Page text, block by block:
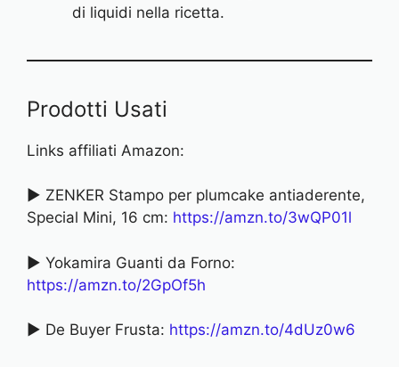
di liquidi nella ricetta.
Prodotti Usati
Links affiliati Amazon:
► ZENKER Stampo per plumcake antiaderente,
Special Mini, 16 cm: https://amzn.to/3wQP01l
► Yokamira Guanti da Forno:
https://amzn.to/2GpOf5h
► De Buyer Frusta: https://amzn.to/4dUz0w6